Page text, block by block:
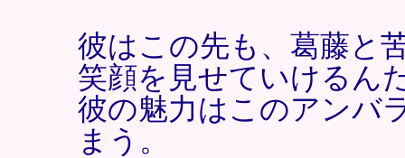
彼はこの先も、葛藤と
笑顔を見せていけるん
彼の魅力はこのアンバ
まう。